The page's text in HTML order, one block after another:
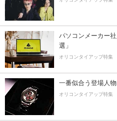
パソコンメーカー
選」
オリコンタイアップ特集
一番似合う登場人
オリコンタイアップ特集